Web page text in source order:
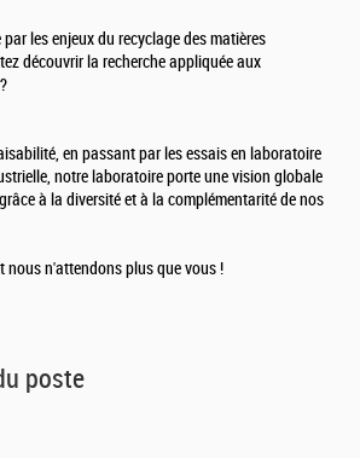
poste
les enjeux du recyclage des matières
découvrir la recherche appliquée aux
en passant par les essais en laboratoire
notre laboratoire porte une vision globale
à la diversité et à la complémentarité de nos
nous n'attendons plus que vous !